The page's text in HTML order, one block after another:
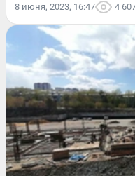
8 июня, 2023, 16:47 4